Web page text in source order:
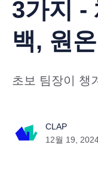
3가지 -
백, 원
초보 팀장이 챙
CLAP
12월 19,